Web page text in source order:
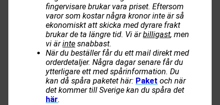
fingervisare brukar vara priset. Eftersom
varor som kostar några kronor inte är så
ekonomiskt att skicka med dyrare frakt
brukar de ta längre tid. Vi ärbilligast, men
vi ärinte snabbast.
När du beställer får du ett mail direkt med
orderdetaljer. Några dagar senare får du
ytterligare ett med spårinformation. Du
kan då spåra paketet här: Paket och när
det kommer till Sverige kan du spåra det
här.